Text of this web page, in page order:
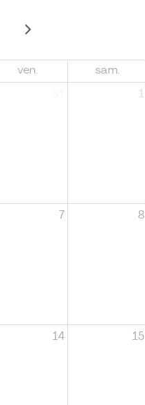
ven. sam.
1
7 8
14 15